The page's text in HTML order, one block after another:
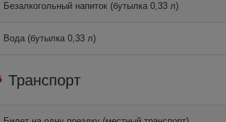
Безалкогольный напиток (бутылка 0,33 л)
Вода (бутылка 0,33 л)
Транспорт